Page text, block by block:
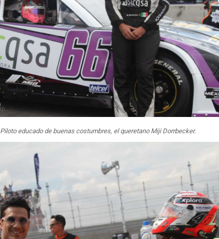
Piloto educado de buenas costumbres, el queretano Miji Dorrbecker.